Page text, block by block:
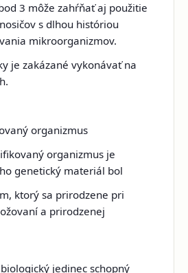
3 môže zahŕňať aj použitie
s dlhou históriou
mikroorganizmov.
je zakázané vykonávať na
organizmus
organizmus je
genetický materiál bol
ktorý sa prirodzene pri
a prirodzenej
jedinec schopný